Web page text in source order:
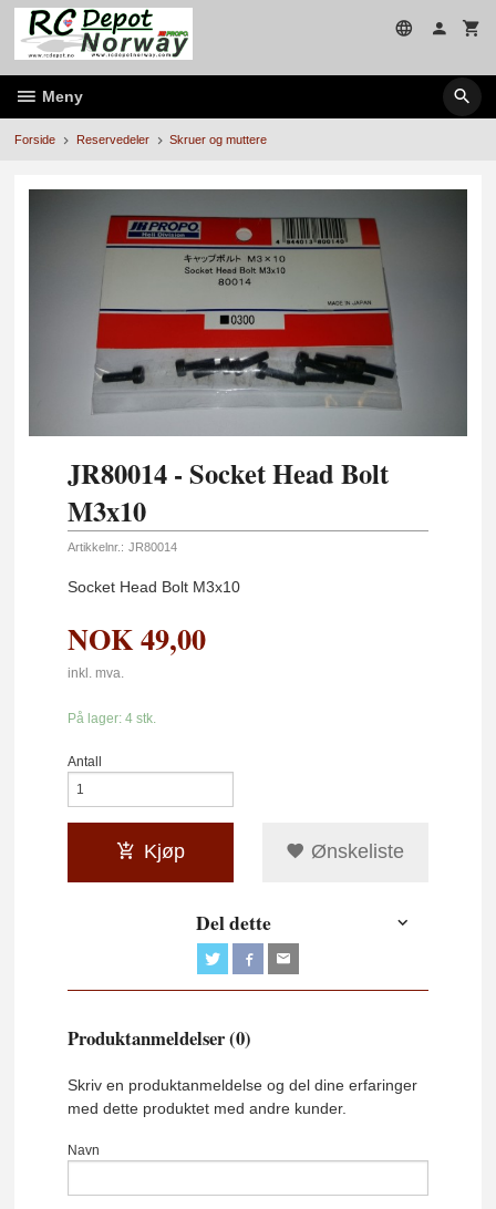
Gå
innholdet
Meny
Forside Reservedeler Skruer og muttere
JR80014 - Socket Head Bolt
M3x10
Artikkelnr.: JR80014
Socket Head Bolt M3x10
NOK49,00
inkl. mva.
På lager: 4 stk.
Antall
Kjøp Ønskeliste
Del dette
Produktanmeldelser (0)
Skriv en produktanmeldelse og del dine erfaringer
med dette produktet med andre kunder.
Navn